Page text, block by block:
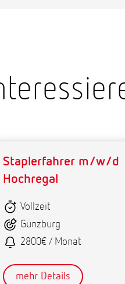
Staplerfahrer m/w/d
Hochregal
Vollzeit
Günzburg
2800€ / Monat
mehr Details